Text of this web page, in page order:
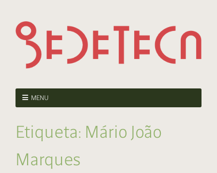
MENU
Etiqueta: Mário João
Marques